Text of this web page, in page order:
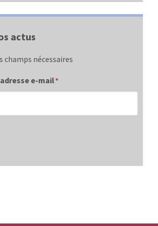
actus
champs nécessaires
e-mail*